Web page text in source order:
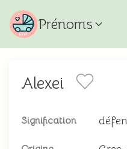
Prénoms
Alexei
Signification